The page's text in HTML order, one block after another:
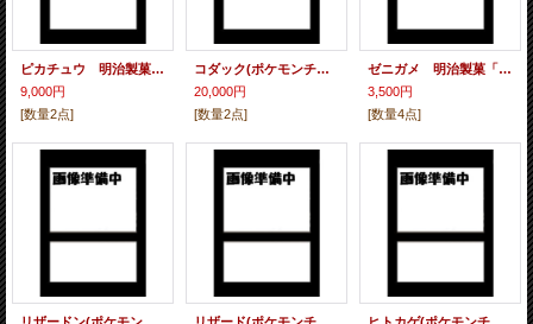
ピカチュウ 明治製菓「ポケモンチョコスナック」おまけカード 未開封
9,000円
[数量2点]
コダック(ポケモンチョコ200402) 明治製菓「ポケモンチョコスナック」おまけカード 未開封
20,000円
[数量2点]
ゼニガメ 明治製菓「ポケモンチョコスナック」おまけカード 未開封
3,500円
[数量4点]